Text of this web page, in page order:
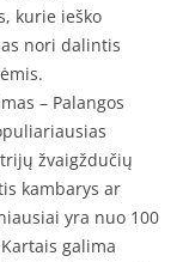
kurie ieško
nori dalintis
– Palangos
žvaigždučių
kambarys ar
yra nuo 100
galima